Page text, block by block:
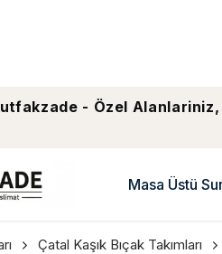
- Özel
Masa Üstü
Çatal Kaşık Bıçak Takımları